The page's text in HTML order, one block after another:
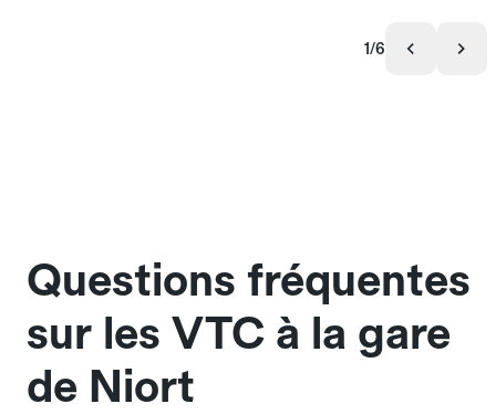
1/6
Questions fréquentes
sur les VTC à la gare
de Niort